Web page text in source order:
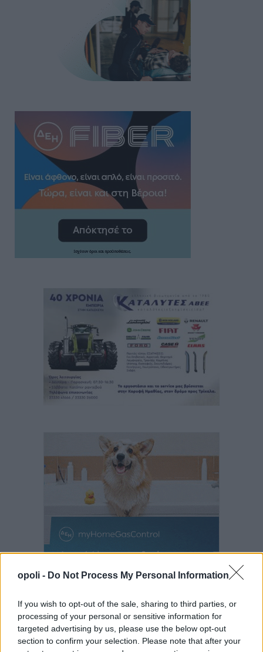
opoli - Do Not Process My Personal Information
If you wish to opt-out of the sale, sharing to third parties, or
processing of your personal or sensitive information for
targeted advertising by us, please use the below opt-out
section to confirm your selection. Please note that after your